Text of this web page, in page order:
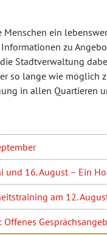
ein
zu
Stadtverwaltung
so lange wie möglich
in allen Quartieren
und 16. August – Ein
am 12.
Offenes